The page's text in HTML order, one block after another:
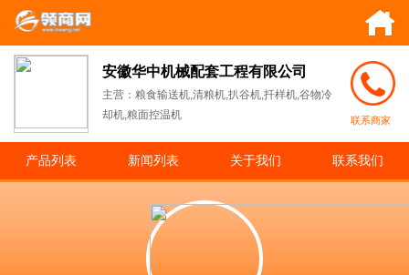
安徽华中机械配套工程有限公司
主营：粮食输送机,清粮机,扒谷机,扦样机,谷物冷
却机,粮面控温机
联系商家
产品列表 新闻列表 关于我们 联系我们